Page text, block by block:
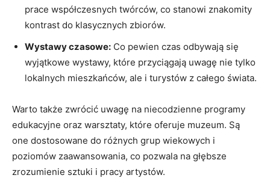
prace współczesnych twórców, co stanowi znakomity
kontrast do klasycznych zbiorów.
Wystawy czasowe: Co pewien czas odbywają się
wyjątkowe wystawy, które przyciągają uwagę nie tylko
lokalnych mieszkańców, ale i turystów z całego świata.
Warto także zwrócić uwagę na niecodzienne programy
edukacyjne oraz warsztaty, które oferuje muzeum. Są
one dostosowane do różnych grup wiekowych i
poziomów zaawansowania, co pozwala na głębsze
zrozumienie sztuki i pracy artystów.